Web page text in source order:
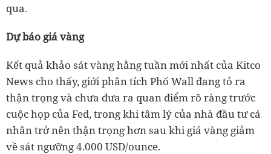
qua.
Dự báo giá vàng
Kết quả khảo sát vàng hằng tuần mới nhất của Kitco
News cho thấy, giới phân tích Phố Wall đang tỏ ra
thận trọng và chưa đưa ra quan điểm rõ ràng trước
cuộc họp của Fed, trong khi tâm lý của nhà đầu tư cá
nhân trở nên thận trọng hơn sau khi giá vàng giảm
về sát ngưỡng 4.000 USD/ounce.